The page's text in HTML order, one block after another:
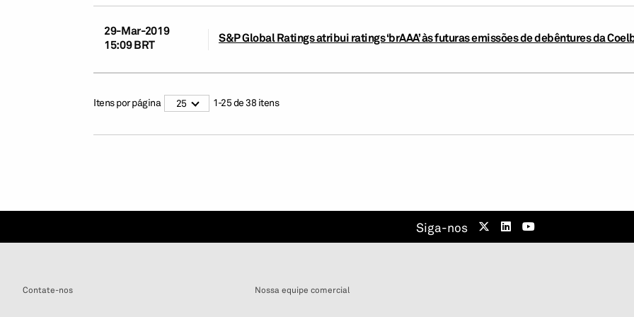
29-Mar-2019
15:09 BRT
S&P Global Ratings atribui ratings ‘brAAA’ às futuras emissões de debêntures da
Itens por página 25 1-25de38 itens
Siga-nos
Contate-nos Nossa equipe comercial